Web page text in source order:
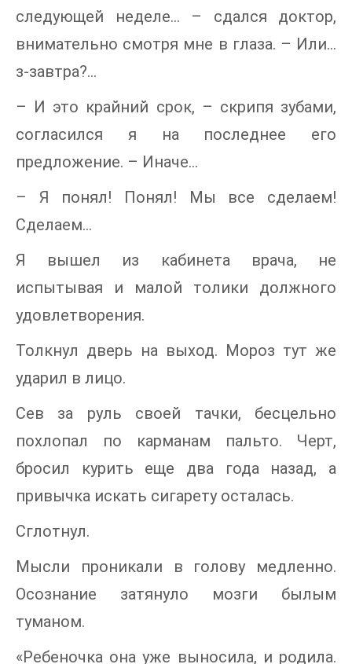
следующей неделе… – сдался доктор,
внимательно смотря мне в глаза. – Или…
з-завтра?…
– И это крайний срок, – скрипя зубами,
согласился я на последнее его
предложение. – Иначе…
– Я понял! Понял! Мы все сделаем!
Сделаем…
Я вышел из кабинета врача, не
испытывая и малой толики должного
удовлетворения.
Толкнул дверь на выход. Мороз тут же
ударил в лицо.
Сев за руль своей тачки, бесцельно
похлопал по карманам пальто. Черт,
бросил курить еще два года назад, а
привычка искать сигарету осталась.
Сглотнул.
Мысли проникали в голову медленно.
Осознание затянуло мозги былым
туманом.
«Ребеночка она уже выносила, и родила.